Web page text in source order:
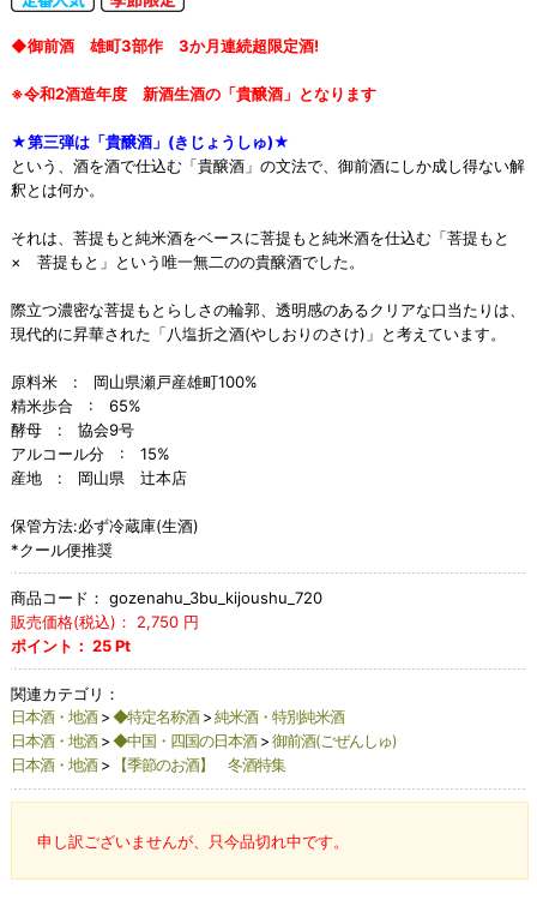
◆御前酒 雄町3部作 3か月連続超限定酒!
※令和2酒造年度 新酒生酒の「貴醸酒」となります
★第三弾は「貴醸酒」(きじょうしゅ)★
という、酒を酒で仕込む「貴醸酒」の文法で、御前酒にしか成し得ない解
釈とは何か。
それは、菩提もと純米酒をベースに菩提もと純米酒を仕込む「菩提もと
× 菩提もと」という唯一無二のの貴醸酒でした。
際立つ濃密な菩提もとらしさの輪郭、透明感のあるクリアな口当たりは、
現代的に昇華された「八塩折之酒(やしおりのさけ)」と考えています。
原料米 : 岡山県瀬戸産雄町100%
精米歩合 : 65%
酵母 : 協会9号
アルコール分 : 15%
産地 : 岡山県 辻本店
保管方法:必ず冷蔵庫(生酒)
*クール便推奨
商品コード： gozenahu_3bu_kijoushu_720
販売価格(税込)：
2,750円
ポイント： 25Pt
関連カテゴリ：
日本酒・地酒> ◆特定名称酒> 純米酒・特別純米酒
日本酒・地酒> ◆中国・四国の日本酒> 御前酒(ごぜんしゅ)
日本酒・地酒> 【季節のお酒】 冬酒特集
申し訳ございませんが、只今品切れ中です。